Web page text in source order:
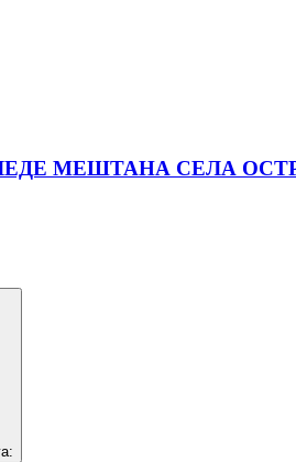
МЕШТАНА СЕЛА